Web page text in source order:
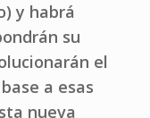
y habrá
su
el
a esas
nueva